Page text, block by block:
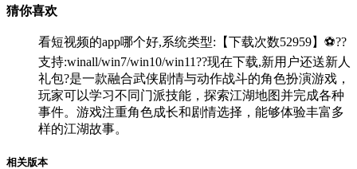
猜你喜欢
看短视频的app哪个好,系统类型:【下载次数52959】⚽??
支持:winall/win7/win10/win11??现在下载,新用户还送新人
礼包?是一款融合武侠剧情与动作战斗的角色扮演游戏，
玩家可以学习不同门派技能，探索江湖地图并完成各种
事件。游戏注重角色成长和剧情选择，能够体验丰富多
样的江湖故事。
相关版本